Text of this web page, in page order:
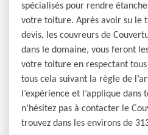
spécialisés pour rendre
votre toiture. Après avoir su le
devis, les couvreurs de
dans le domaine, vous feront
votre toiture en respectant
tous cela suivant la règle de
l’expérience et l’applique dans
n’hésitez pas à contacter le
trouvez dans les environs de